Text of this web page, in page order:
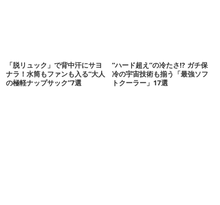
「脱リュック」で背中汗にサヨ
ナラ！水筒もファンも入る“大人
の極軽ナップサック”7選
“ハード超え”の冷たさ!? ガチ保
冷の宇宙技術も揃う「最強ソフ
トクーラー」17選